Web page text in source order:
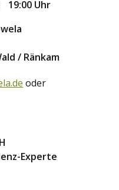
19:00 Uhr
/ Ränkam
oder
Experte